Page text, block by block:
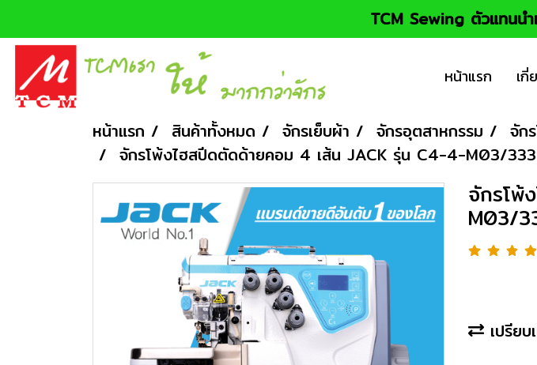
TCM Sewing ตัวแทนนำ
หน้าแรก เกี่
หน้าแรก สินค้าทั้งหมด จักรเย็บผ้า จักรอุตสาหกรรม จัก
จักรโพ้งไฮสปีดตัดด้ายคอม 4 เส้น JACK รุ่น C4-4-M03/333
จักรโพ้
M03/
เปรียบ